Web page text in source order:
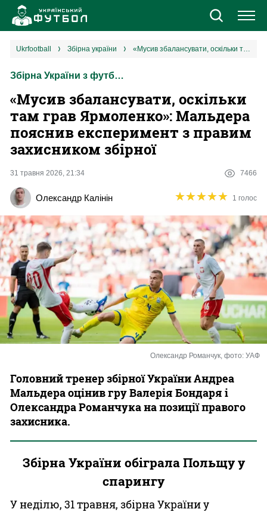
Новини
Збірна
Єврокубки
УПЛ
Різне
Букмекери
Казино
ukrfootball збірна україни «Мусив збалансувати, оскільки там грав Ярмоленко»: Мальдера пояснив експеримент з правим захисником збірної
Збірна України з футболу
«Мусив збалансувати, оскільки
там грав Ярмоленко»: Мальдера
пояснив експеримент з правим
захисником збірної
31 травня 2026, 21:34 7466
Олександр Калінін ★★★★★
★★★★★ 1 голос
Олександр Романчук, фото: УАФ
Головний тренер збірної України Андреа
Мальдера оцінив гру Валерія Бондаря і
Олександра Романчука на позиції правого
захисника.
Збірна України обіграла Польщу у
спарингу
У неділю, 31 травня, збірна України у